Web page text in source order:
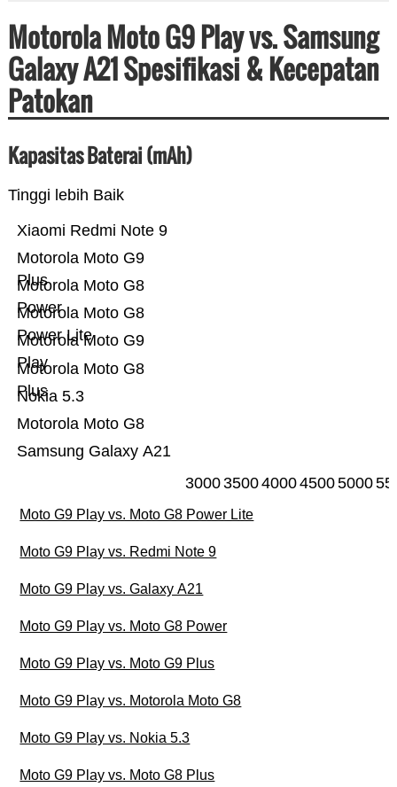
Motorola Moto G9 Play vs. Samsung
Galaxy A21 Spesifikasi & Kecepatan
Patokan
Kapasitas Baterai (mAh)
Tinggi lebih Baik
Samsung Galaxy A21
Motorola Moto G8
Nokia 5.3
Motorola Moto G8
Plus
Motorola Moto G9
Play
Motorola Moto G8
Power Lite
Motorola Moto G8
Power
Motorola Moto G9
Plus
Xiaomi Redmi Note 9
30003500400045005000
Moto G9 Play vs. Moto G8 Power Lite
Moto G9 Play vs. Redmi Note 9
Moto G9 Play vs. Galaxy A21
Moto G9 Play vs. Moto G8 Power
Moto G9 Play vs. Moto G9 Plus
Moto G9 Play vs. Motorola Moto G8
Moto G9 Play vs. Nokia 5.3
Moto G9 Play vs. Moto G8 Plus